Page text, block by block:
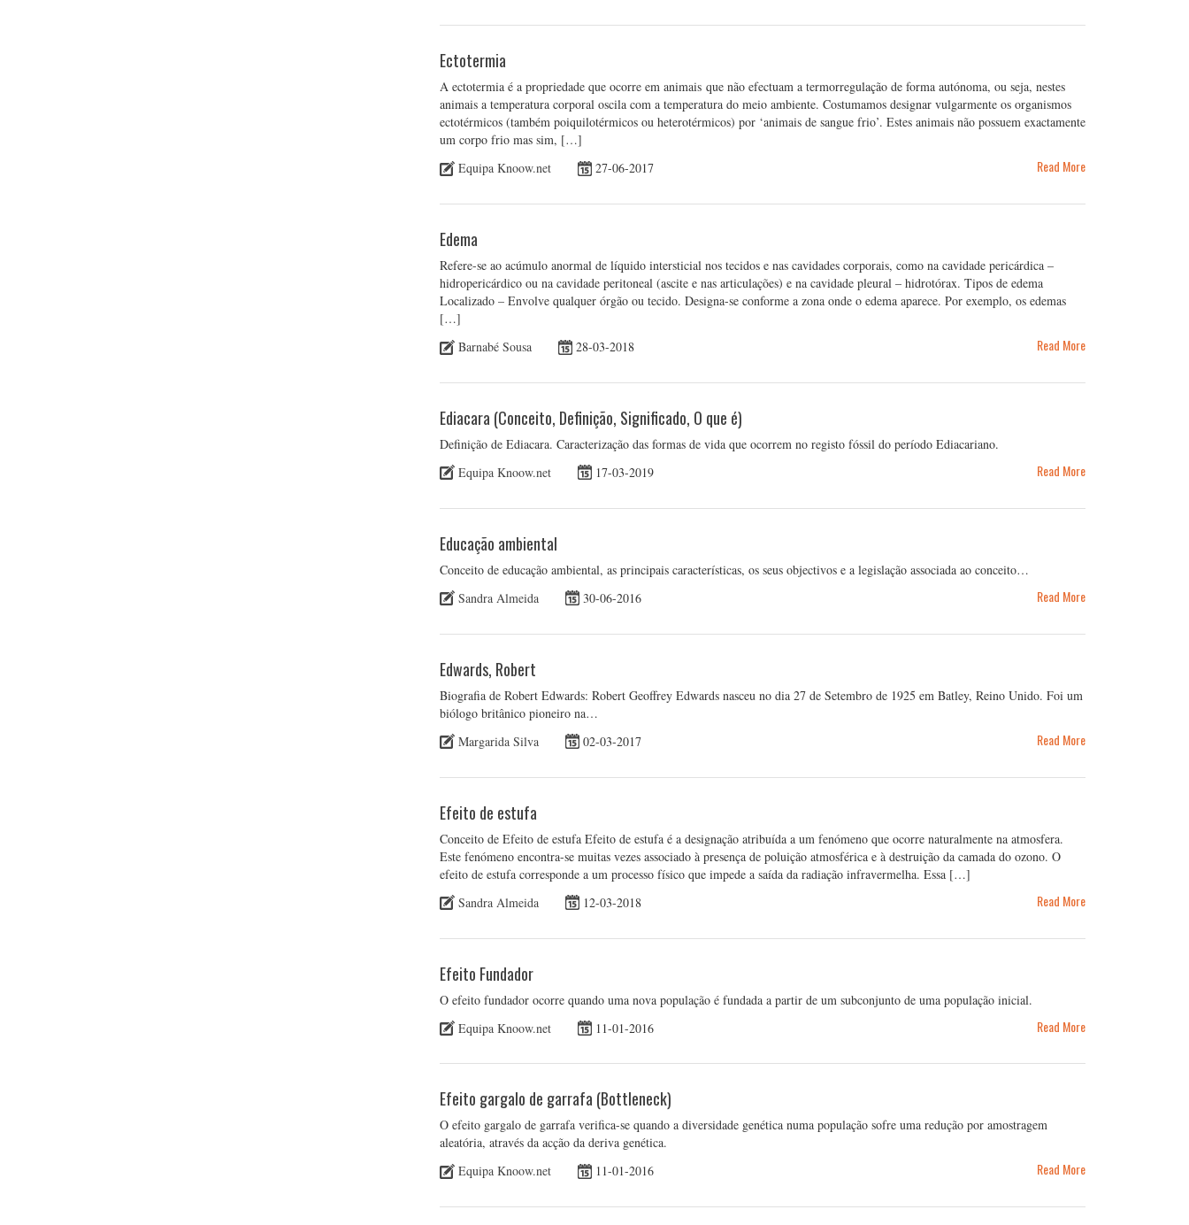
Ectotermia
A ectotermia é a propriedade que ocorre em animais que não efectuam a termorregulação de forma autónoma, ou seja, nestes
animais a temperatura corporal oscila com a temperatura do meio ambiente. Costumamos designar vulgarmente os organismos
ectotérmicos (também poiquilotérmicos ou heterotérmicos) por ‘animais de sangue frio’. Estes animais não possuem exactamente
um corpo frio mas sim, […]
Equipa Knoow.net
27-06-2017 Read More
Edema
Refere-se ao acúmulo anormal de líquido intersticial nos tecidos e nas cavidades corporais, como na cavidade pericárdica –
hidropericárdico ou na cavidade peritoneal (ascite e nas articulações) e na cavidade pleural – hidrotórax. Tipos de edema
Localizado – Envolve qualquer órgão ou tecido. Designa-se conforme a zona onde o edema aparece. Por exemplo, os edemas
[…]
Barnabé Sousa
28-03-2018 Read More
Ediacara (Conceito, Definição, Significado, O que é)
Definição de Ediacara. Caracterização das formas de vida que ocorrem no registo fóssil do período Ediacariano.
Equipa Knoow.net
17-03-2019 Read More
Educação ambiental
Conceito de educação ambiental, as principais características, os seus objectivos e a legislação associada ao conceito…
Sandra Almeida
30-06-2016 Read More
Edwards, Robert
Biografia de Robert Edwards: Robert Geoffrey Edwards nasceu no dia 27 de Setembro de 1925 em Batley, Reino Unido. Foi um
biólogo britânico pioneiro na…
Margarida Silva
02-03-2017 Read More
Efeito de estufa
Conceito de Efeito de estufa Efeito de estufa é a designação atribuída a um fenómeno que ocorre naturalmente na atmosfera.
Este fenómeno encontra-se muitas vezes associado à presença de poluição atmosférica e à destruição da camada do ozono. O
efeito de estufa corresponde a um processo físico que impede a saída da radiação infravermelha. Essa […]
Sandra Almeida
12-03-2018 Read More
Efeito Fundador
O efeito fundador ocorre quando uma nova população é fundada a partir de um subconjunto de uma população inicial.
Equipa Knoow.net
11-01-2016 Read More
Efeito gargalo de garrafa (Bottleneck)
O efeito gargalo de garrafa verifica-se quando a diversidade genética numa população sofre uma redução por amostragem
aleatória, através da acção da deriva genética.
Equipa Knoow.net
11-01-2016 Read More